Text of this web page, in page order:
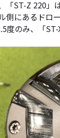
「ST-Z 220」
側にあるドロ
度のみ、「